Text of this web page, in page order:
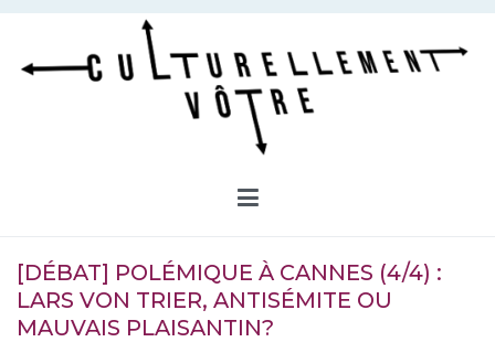
Aller
contenu
[DÉBAT] POLÉMIQUE À CANNES (4/4) :
LARS VON TRIER, ANTISÉMITE OU
MAUVAIS PLAISANTIN?